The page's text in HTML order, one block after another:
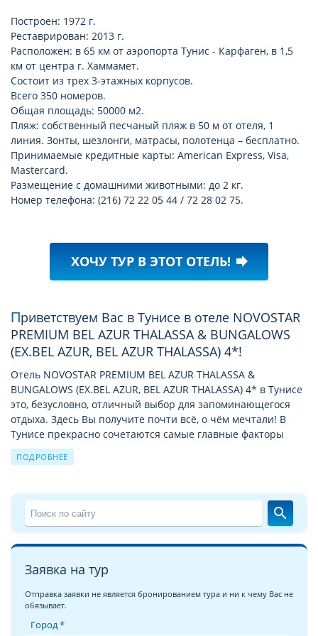
Построен: 1972 г.
Реставрирован: 2013 г.
Расположен: в 65 км от аэропорта Тунис - Карфаген, в 1,5
км от центра г. Хаммамет.
Состоит из трех 3-этажных корпусов.
Всего 350 номеров.
Общая площадь: 50000 м2.
Пляж: собственный песчаный пляж в 50 м от отеля, 1
линия. Зонты, шезлонги, матрасы, полотенца – бесплатно.
Принимаемые кредитные карты: American Express, Visa,
Mastercard.
Размещение с домашними животными: до 2 кг.
Номер телефона: (216) 72 22 05 44 / 72 28 02 75.
ХОЧУ ТУР В ЭТОТ ОТЕЛЬ! forward
Приветствуем Вас в Тунисе в отеле NOVOSTAR
PREMIUM BEL AZUR THALASSA & BUNGALOWS
(EX.BEL AZUR, BEL AZUR THALASSA) 4*!
Отель NOVOSTAR PREMIUM BEL AZUR THALASSA &
BUNGALOWS (EX.BEL AZUR, BEL AZUR THALASSA) 4* в Тунисе
это, безусловно, отличный выбор для запоминающегося
отдыха. Здесь Вы получите почти всё, о чём мечтали! В
Тунисе прекрасно сочетаются самые главные факторы
удачного отдыха: широкие пляжи с нежным белым песком,
лазурное море, отличная инфраструктура для отдыха и
путешествия по городам, деревушкам, жилищам берберов
в горной местности и барханам пустыни, дайвинг в водах
Средиземного моря. Выбирая отель Novostar Premium Bel
расположенный на первой линии от моря, вы сможете
наслаждаться шумом прибоя, ощущать дуновения ветра,
привилегию не тратить время и силы на дорогу до пляжа,
ведь до него рукой подать.
ПОДРОБНЕЕ
search
Заявка на тур
Отправка заявки не является бронированием тура и ни к чему Вас не
обязывает.
Город *